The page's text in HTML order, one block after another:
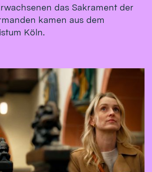
das Sakrament der
kamen aus dem
Köln.